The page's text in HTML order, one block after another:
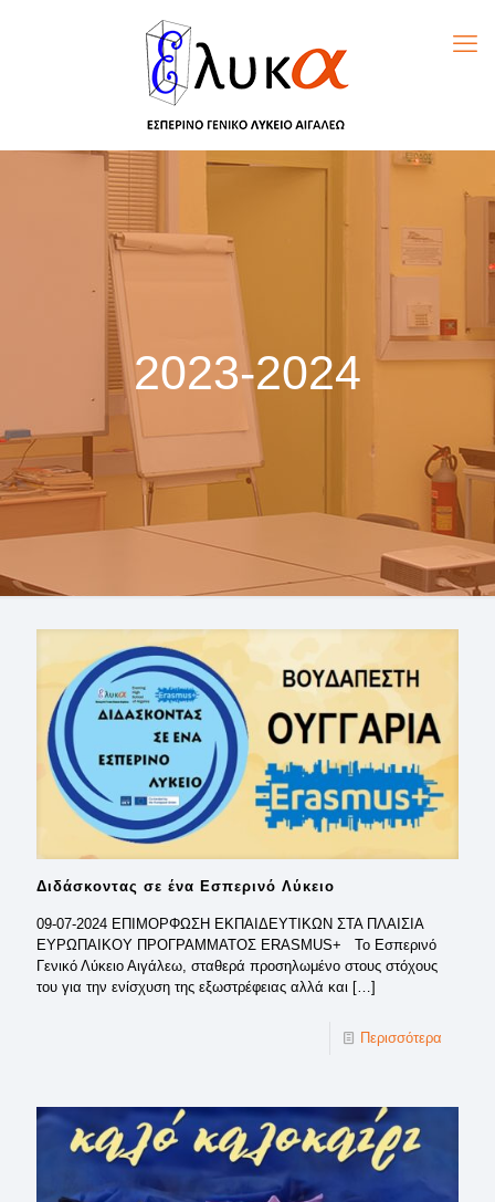
2023-2024
Διδάσκοντας σε ένα Εσπερινό Λύκειο
09-07-2024 ΕΠΙΜΟΡΦΩΣΗ ΕΚΠΑΙΔΕΥΤΙΚΩΝ ΣΤΑ ΠΛΑΙΣΙΑ
ΕΥΡΩΠΑΙΚΟΥ ΠΡΟΓΡΑΜΜΑΤΟΣ ERASMUS+ Το Εσπερινό
Γενικό Λύκειο Αιγάλεω, σταθερά προσηλωμένο στους στόχους
του για την ενίσχυση της εξωστρέφειας αλλά και […]
Περισσότερα